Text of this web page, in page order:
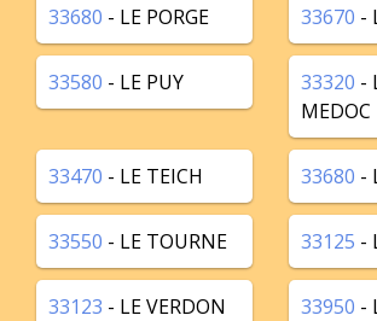
33680 - LE PORGE 33670 -
33580 - LE PUY 33320 -
MEDOC
33470 - LE TEICH 33680 -
33550 - LE TOURNE 33125 -
33123 - LE VERDON
33950 -